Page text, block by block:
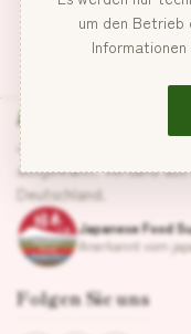
Japanische
ausgewählt. Versand
Deutschland.
Japanese Food
Anerkannt vom
Folgen Sie uns
um den Betrieb